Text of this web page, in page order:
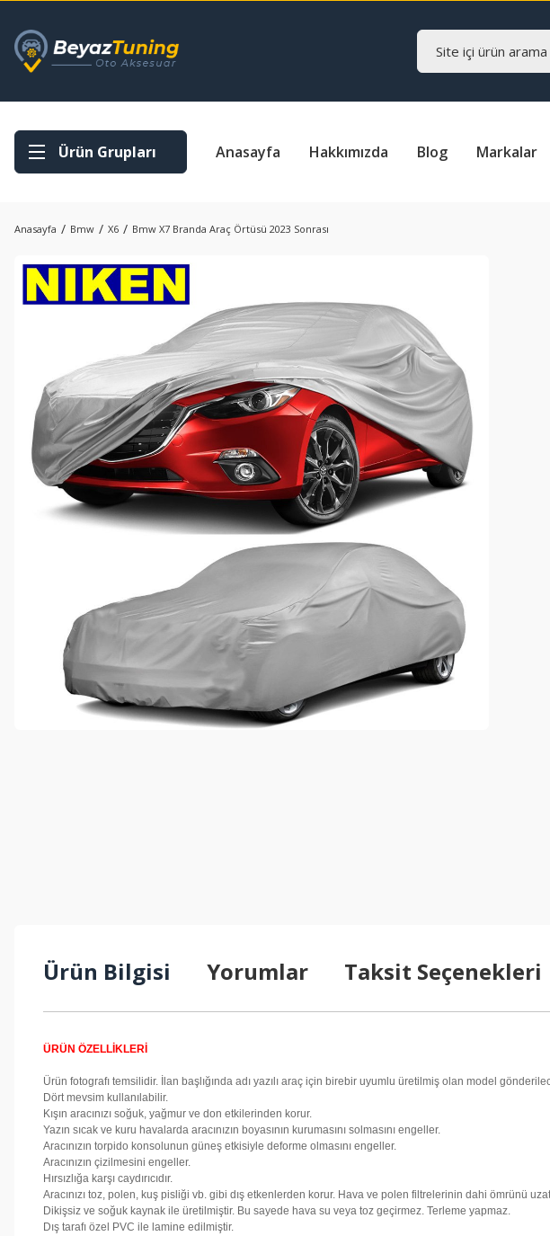
Ürün Grupları Anasayfa Hakkımızda Blog Markalar
Anasayfa Bmw X6 Bmw X7 Branda Araç Örtüsü 2023 Sonrası
Ürün Bilgisi Yorumlar Taksit Seçenekleri
ÜRÜN ÖZELLİKLERİ
Ürün fotografı temsilidir. İlan başlığında adı yazılı araç için birebir uyumlu üretilmiş olan model
Dört mevsim kullanılabilir.
Kışın aracınızı soğuk, yağmur ve don etkilerinden korur.
Yazın sıcak ve kuru havalarda aracınızın boyasının kurumasını solmasını engeller.
Aracınızın torpido konsolunun güneş etkisiyle deforme olmasını engeller.
Aracınızın çizilmesini engeller.
Hırsızlığa karşı caydırıcıdır.
Aracınızı toz, polen, kuş pisliği vb. gibi dış etkenlerden korur. Hava ve polen filtrelerinin dahi ömrünü
Dikişsiz ve soğuk kaynak ile üretilmiştir. Bu sayede hava su veya toz geçirmez. Terleme yapmaz.
Dış tarafı özel PVC ile lamine edilmiştir.